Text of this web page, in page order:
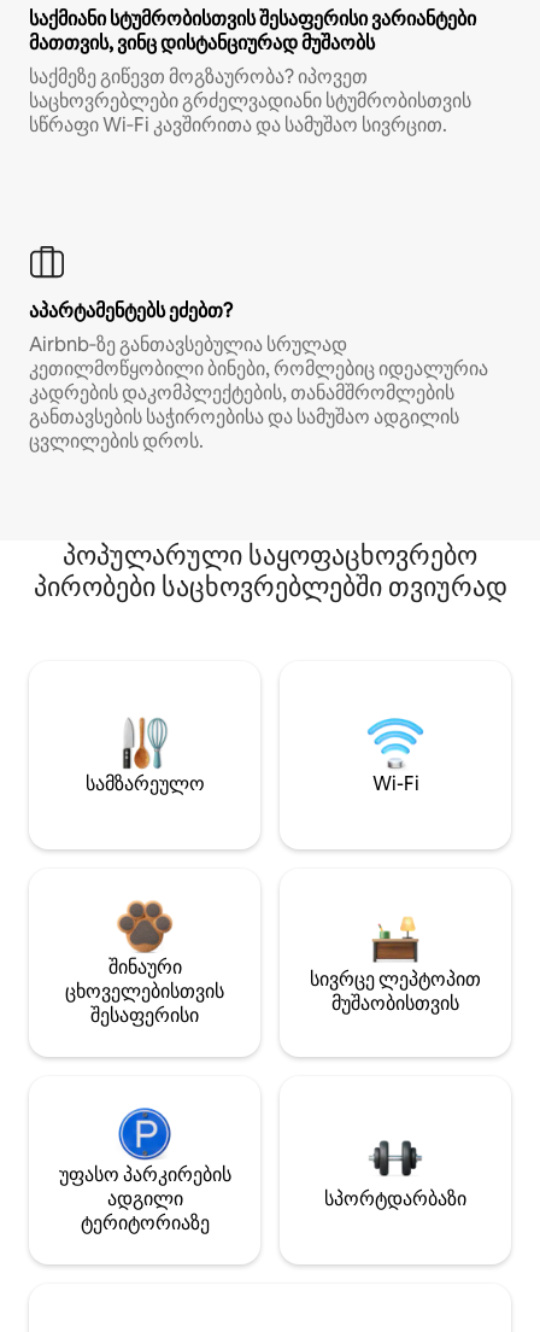
საქმიანი სტუმრობისთვის შესაფერისი ვარიანტები
მათთვის, ვინც დისტანციურად მუშაობს
საქმეზე გიწევთ მოგზაურობა? იპოვეთ
საცხოვრებლები გრძელვადიანი სტუმრობისთვის
სწრაფი Wi‑Fi კავშირითა და სამუშაო სივრცით.
აპარტამენტებს ეძებთ?
Airbnb‑ზე განთავსებულია სრულად
კეთილმოწყობილი ბინები, რომლებიც იდეალურია
კადრების დაკომპლექტების, თანამშრომლების
განთავსების საჭიროებისა და სამუშაო ადგილის
ცვლილების დროს.
პოპულარული საყოფაცხოვრებო
პირობები საცხოვრებლებში თვიურად
სამზარეულო Wi-Fi
შინაური
ცხოველებისთვის
შესაფერისი
სივრცე ლეპტოპით
მუშაობისთვის
უფასო პარკირების
ადგილი
ტერიტორიაზე
სპორტდარბაზი